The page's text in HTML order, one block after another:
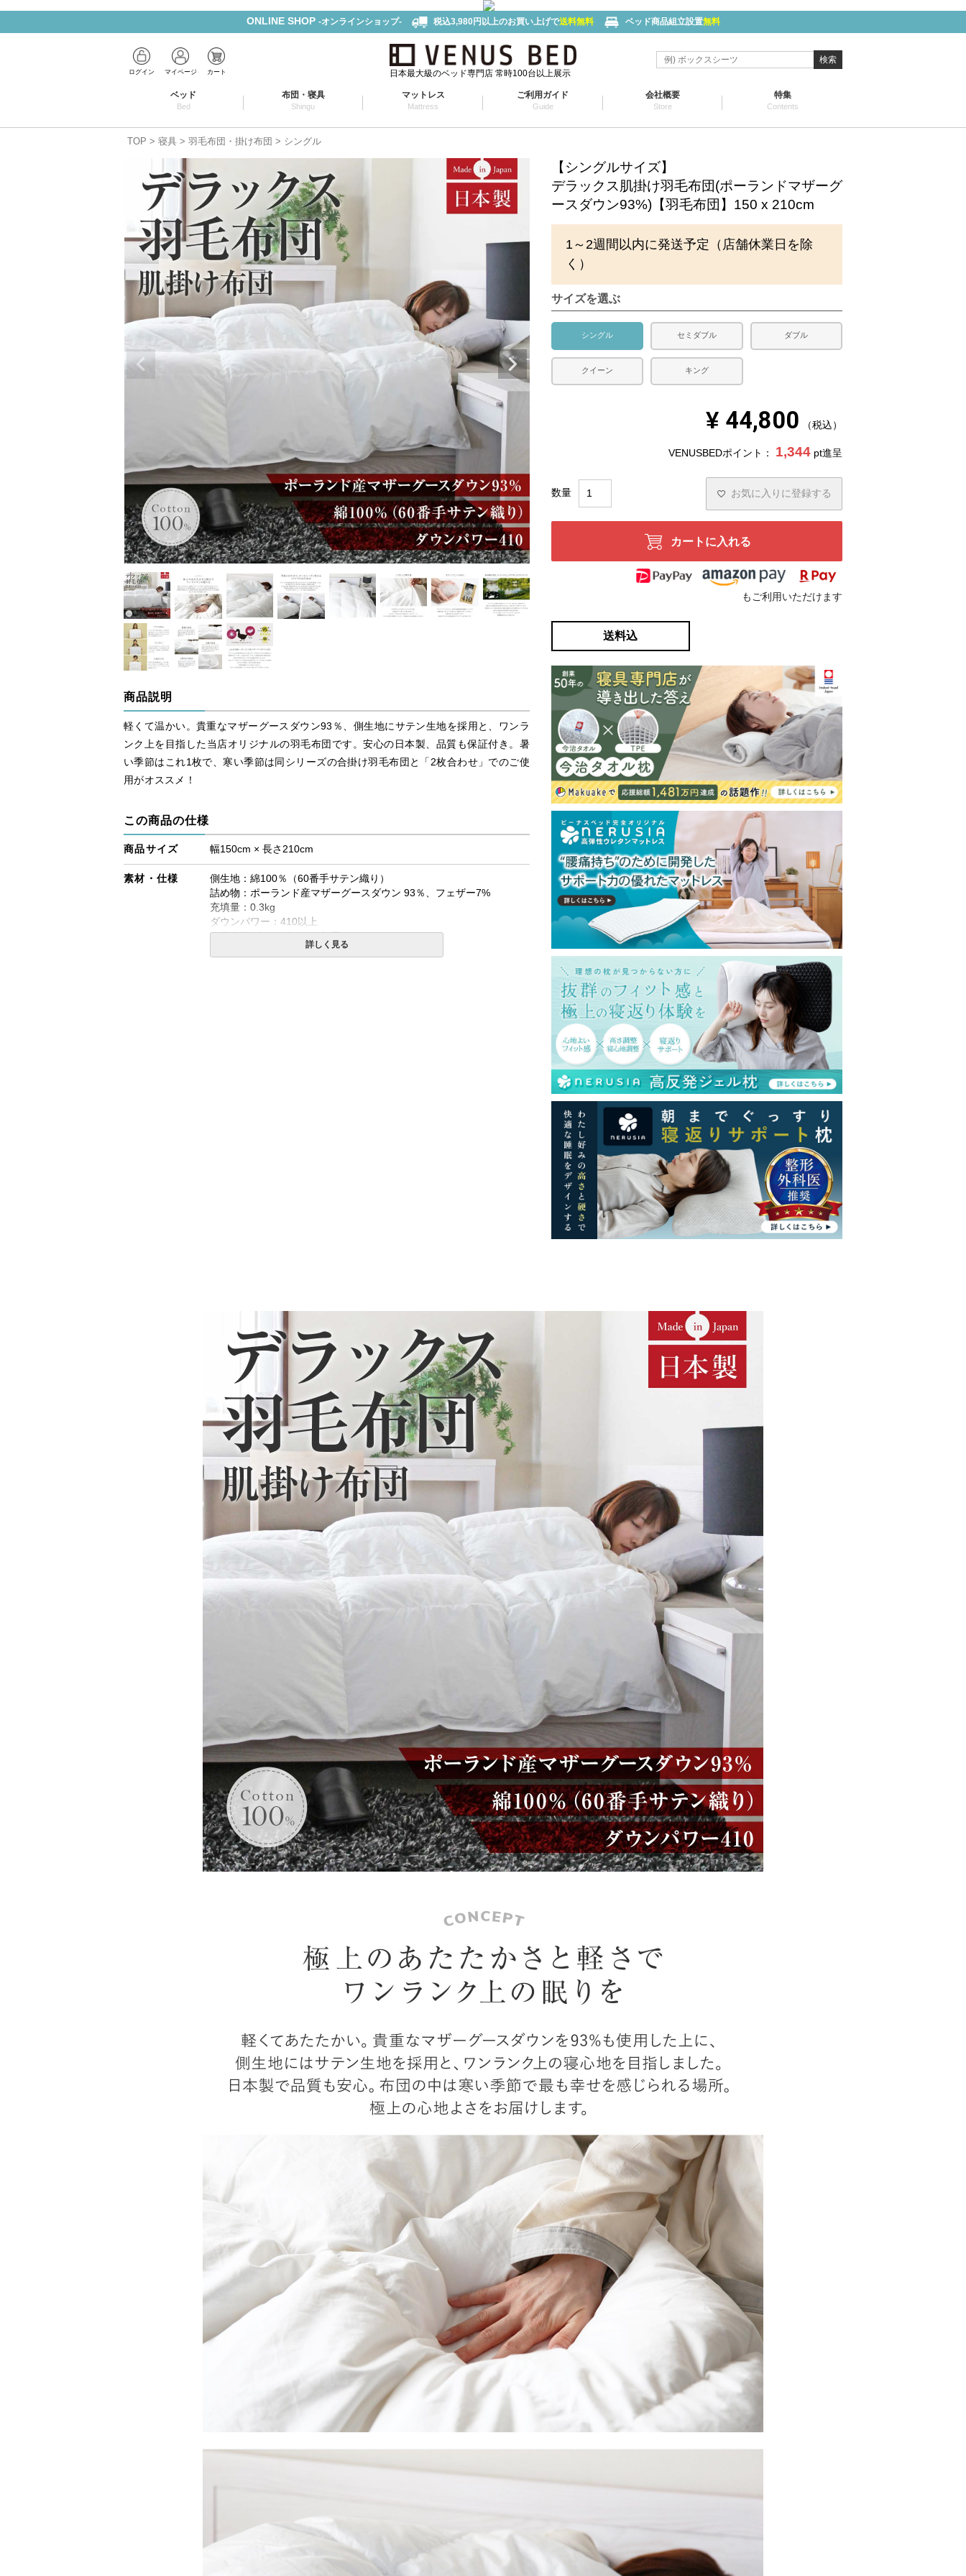
ONLINE SHOP -オンラインショップ- 税込3,980円以上のお買い上げで送料無料 ベッド商品組立設置無料
ログイン マイページ カート 日本最大級のベッド専門店 常時100台以上展示
検索
ベッド
Bed
布団・寝具
Shingu
マットレス
Mattress
ご利用ガイド
Guide
会社概要
Store
特集
Contents
TOP 寝具 羽毛布団・掛け布団 シングル
商品説明
軽くて温かい。貴重なマザーグースダウン93％、側生地にサテン生地を採用と、ワンラ
ンク上を目指した当店オリジナルの羽毛布団です。安心の日本製、品質も保証付き。暑
い季節はこれ1枚で、寒い季節は同シリーズの合掛け羽毛布団と「2枚合わせ」でのご使
用がオススメ！
この商品の仕様
商品サイズ 幅150cm × 長さ210cm
素材・仕様
側生地：綿100％（60番手サテン織り）
詰め物：ポーランド産マザーグースダウン 93％、フェザー7%
充填量：0.3kg
ダウンパワー：410以上
※側生地ダウンプルーフ加工
詳しく見る
【シングルサイズ】
デラックス肌掛け羽毛布団(ポーランドマザーグ
ースダウン93%)【羽毛布団】150 x 210cm
1～2週間以内に発送予定（店舗休業日を除
く）
サイズを選ぶ
シングル セミダブル ダブル
クイーン キング
¥ 44,800 税込
VENUSBEDポイント： 1,344 pt進呈
お気に入りに登録する
カートに入れる
もご利用いただけます
送料込